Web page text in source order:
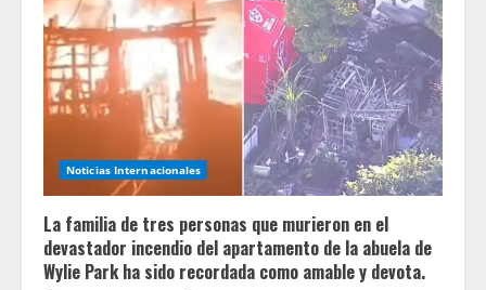
Noticias Internacionales
La familia de tres personas que murieron en el
devastador incendio del apartamento de la abuela de
Wylie Park ha sido recordada como amable y devota.